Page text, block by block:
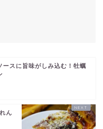
ースに旨味がしみ込む！牡蠣
ん